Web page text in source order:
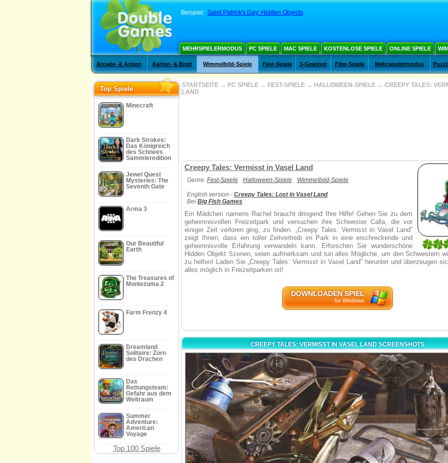
Beispiel: Saint Patrick's Day: Hidden Objects
MEHRSPIELERMODUS PC SPIELE MAC SPIELE KOSTENLOSE SPIELE ONLINE SPIELE
Arcade- & Action Karten- & Brett Wimmelbild-Spiele Fest-Spiele 3-Gewinnt Film-Spiele Mehrspielermodus
Top Spiele
Minecraft
Dark Strokes:
Das Königreich
des Schnees
Sammleredition
Jewel Quest
Mysteries: The
Seventh Gate
Arma 3
Our Beautiful
Earth
The Treasures of
Montezuma 2
Farm Frenzy 4
Dreamland
Solitaire: Zorn
des Drachen
Das
Rettungsteam:
Gefahr aus dem
Weltraum
Summer
Adventure:
American
Voyage
Top 100 Spiele
STARTSEITE → PC SPIELE → FEST-SPIELE → HALLOWEEN-SPIELE → CREEPY TALES:
LAND
4
17
Creepy Tales: Vermisst in Vasel Land
Genre: Fest-Spiele Halloween-Spiele Wimmelbild-Spiele
English version - Creepy Tales: Lost in Vasel Land
Bei Big Fish Games
Ein Mädchen namens Rachel braucht dringend Ihre Hilfe! Gehen Sie zu dem
geheimnisvollen Freizeitpark und versuchen ihre Schwester Calla, die vor
einiger Zeit verloren ging, zu finden. „Creepy Tales: Vermisst in Vasel Land”
zeigt Ihnen, dass ein toller Zeitvertreib im Park in eine erschreckende und
geheimnisvolle Erfahrung verwandeln kann. Erforschen Sie wunderschöne
Hidden Objekt Szenen, seien aufmerksam und tun alles Mögliche, um den Schwestern
zu helfen! Laden Sie „Creepy Tales: Vermisst in Vasel Land” herunter und überzeugen
alles möglich in Freizeitparken ist!
DOWNLOADEN SPIEL
for Windows
CREEPY TALES: VERMISST IN VASEL LAND SCREENSHOTS